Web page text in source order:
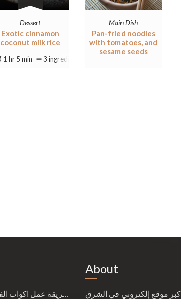
Dessert
Exotic cinnamon
coconut milk rice
1 hr 5 min 3 ingredients
Main Dish
Pan-fried noodles
with tomatoes, and
sesame seeds
طريقة عمل اكواب الفطور بالأفوكادو والبيض
About
موقع إلكتروني في الشرق